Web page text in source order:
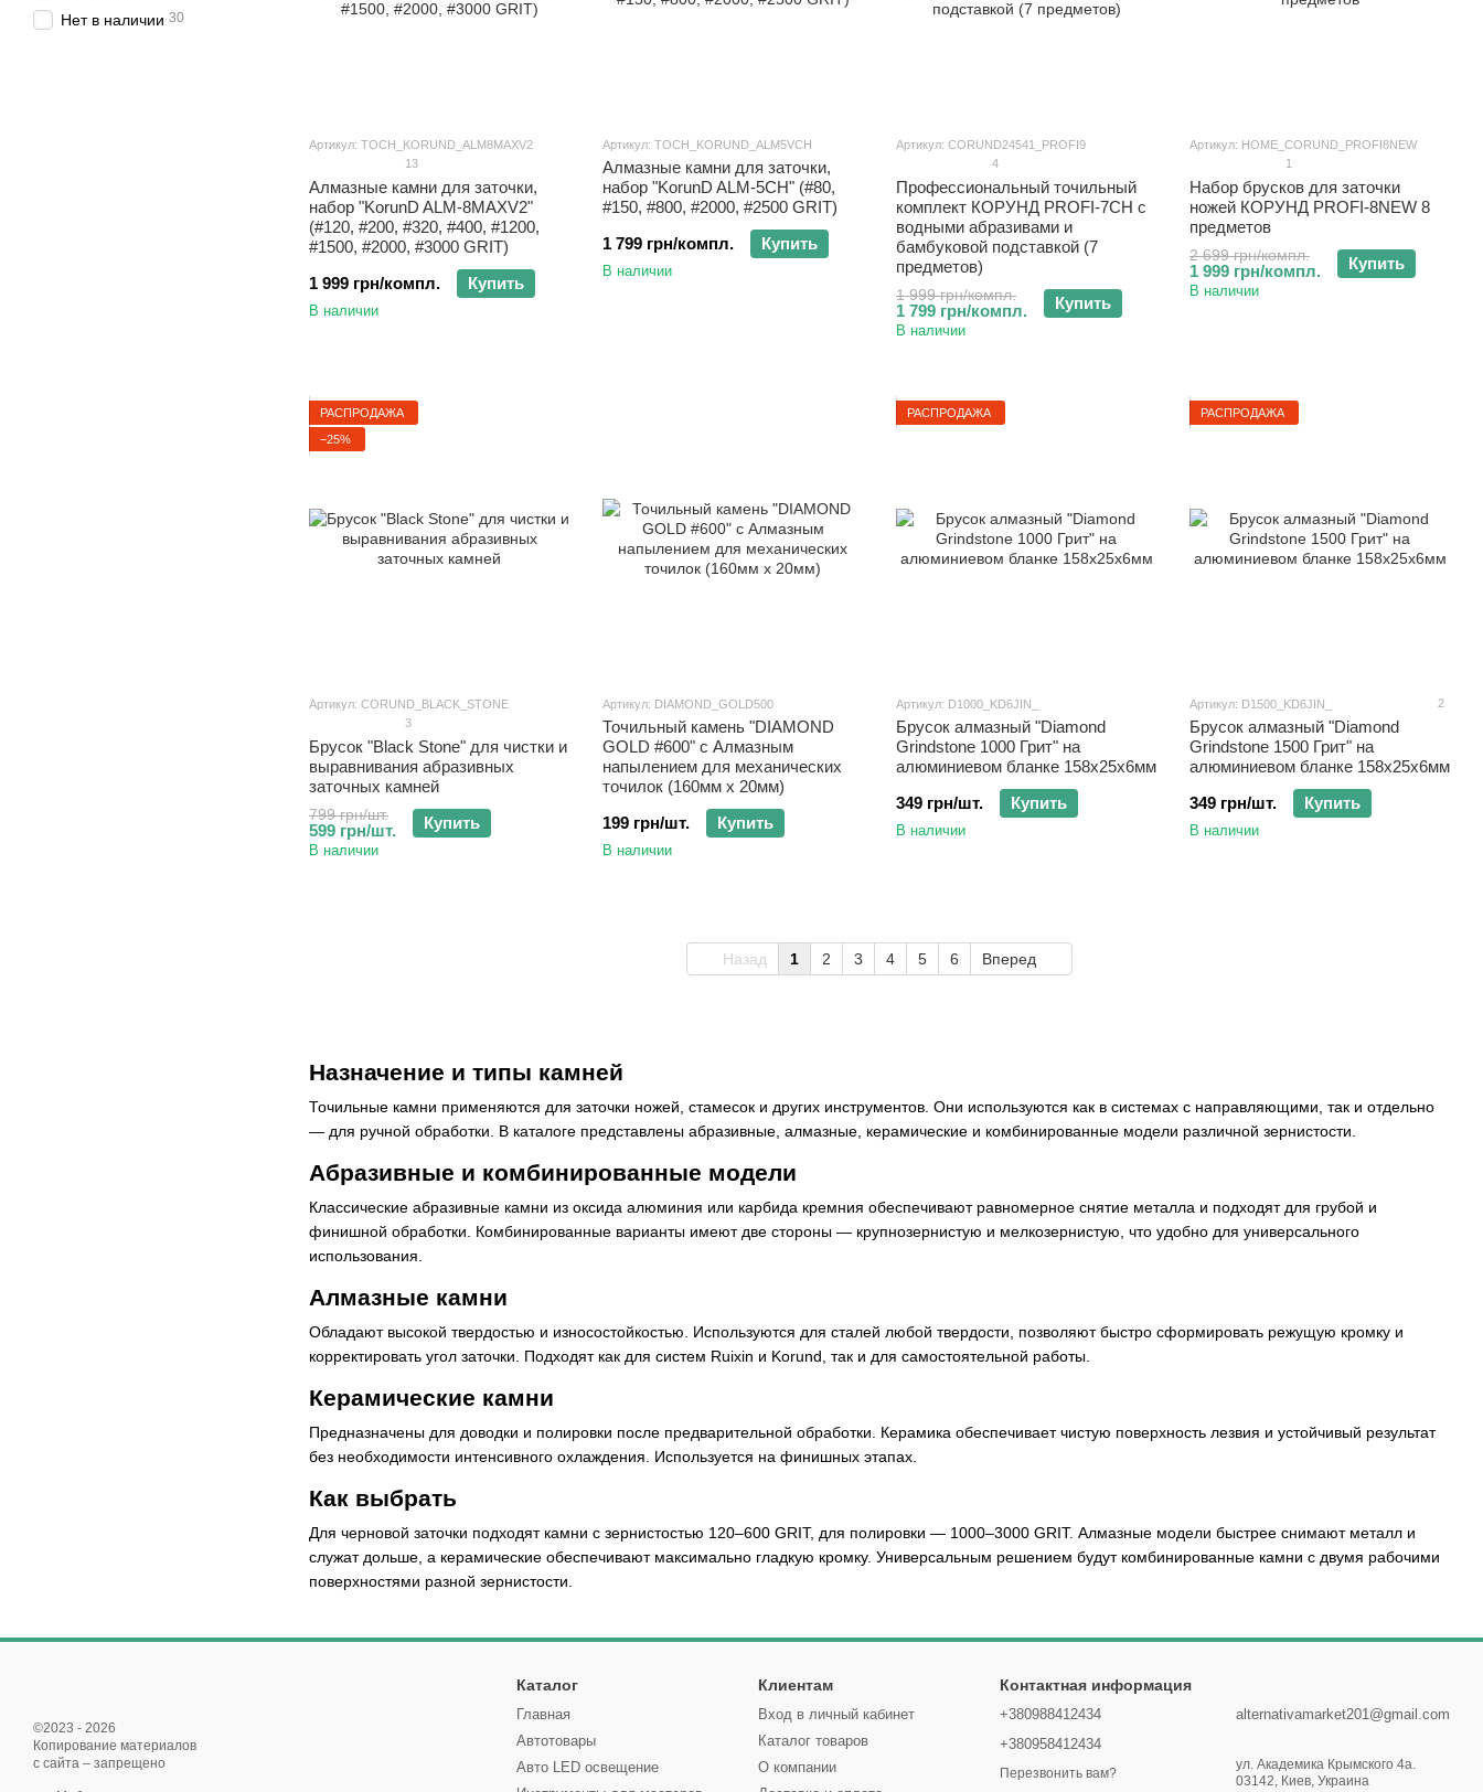
Назначение и типы камней
Точильные камни применяются для заточки ножей, стамесок и других инструментов. Они используются как в системах с направляющими, так и отдельно
— для ручной обработки. В каталоге представлены абразивные, алмазные, керамические и комбинированные модели различной зернистости.
Абразивные и комбинированные модели
Классические абразивные камни из оксида алюминия или карбида кремния обеспечивают равномерное снятие металла и подходят для грубой и
финишной обработки. Комбинированные варианты имеют две стороны — крупнозернистую и мелкозернистую, что удобно для универсального
использования.
Алмазные камни
Обладают высокой твердостью и износостойкостью. Используются для сталей любой твердости, позволяют быстро сформировать режущую кромку и
корректировать угол заточки. Подходят как для систем Ruixin и Korund, так и для самостоятельной работы.
Керамические камни
Предназначены для доводки и полировки после предварительной обработки. Керамика обеспечивает чистую поверхность лезвия и устойчивый результат
без необходимости интенсивного охлаждения. Используется на финишных этапах.
Как выбрать
Для черновой заточки подходят камни с зернистостью 120–600 GRIT, для полировки — 1000–3000 GRIT. Алмазные модели быстрее снимают металл и
служат дольше, а керамические обеспечивают максимально гладкую кромку. Универсальным решением будут комбинированные камни с двумя рабочими
поверхностями разной зернистости.
Артикул: TOCH_KORUND_ALM8MAXV2
13
Алмазные камни для заточки,
набор "KorunD ALM-8MAXV2"
(#120, #200, #320, #400, #1200,
#1500, #2000, #3000 GRIT)
1 999 грн/компл.
Купить
В наличии
Артикул: TOCH_KORUND_ALM5VCH
Алмазные камни для заточки,
набор "KorunD ALM-5CH" (#80,
#150, #800, #2000, #2500 GRIT)
1 799 грн/компл.
Купить
В наличии
Артикул: CORUND24541_PROFI9
4
Профессиональный точильный
комплект КОРУНД PROFI-7CH с
водными абразивами и
бамбуковой подставкой (7
предметов)
1 999 грн/компл.
1 799 грн/компл. Купить
В наличии
Артикул: HOME_CORUND_PROFI8NEW
1
Набор брусков для заточки
ножей КОРУНД PROFI-8NEW 8
предметов
2 699 грн/компл.
1 999 грн/компл. Купить
В наличии
РАСПРОДАЖА
−25%
Артикул: CORUND_BLACK_STONE
3
Брусок "Black Stone" для чистки и
выравнивания абразивных
заточных камней
799 грн/шт.
599 грн/шт. Купить
В наличии
Артикул: DIAMOND_GOLD500
Точильный камень "DIAMOND
GOLD #600" с Алмазным
напылением для механических
точилок (160мм х 20мм)
199 грн/шт.
Купить
В наличии
РАСПРОДАЖА
Артикул: D1000_KD6JIN_
Брусок алмазный "Diamond
Grindstone 1000 Грит" на
алюминиевом бланке 158х25х6мм
349 грн/шт.
Купить
В наличии
РАСПРОДАЖА
Артикул: D1500_KD6JIN_ 2
Брусок алмазный "Diamond
Grindstone 1500 Грит" на
алюминиевом бланке 158х25х6мм
349 грн/шт.
Купить
В наличии
Назад 1 2 3 4 5 6 Вперед
Нет в наличии 30
©2023 - 2026
Копирование материалов
с сайта – запрещено
Каталог
Главная
Автотовары
Авто LED освещение
Клиентам
Вход в личный кабинет
Каталог товаров
О компании
Контактная информация
+380988412434
+380958412434
Перезвонить вам?
alternativamarket201@gmail.com
ул. Академика Крымского 4а.
03142, Киев, Украина